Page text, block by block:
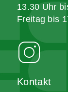
Kontakt
13.30 Uhr
Freitag bis